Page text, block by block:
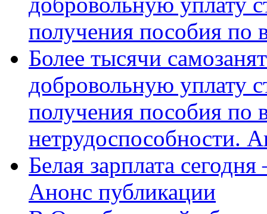
получения пособия по
Более тысячи
добровольную уплату
получения пособия по
нетрудоспособности.
Белая зарплата
Анонс публикации